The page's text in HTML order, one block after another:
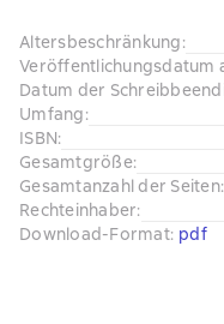
Altersbeschränkung:
Veröffentlichungsdatum
Datum der
Umfang:
ISBN:
Gesamtgröße:
Gesamtanzahl der Seiten:
Rechteinhaber:
Download-Format: pdf